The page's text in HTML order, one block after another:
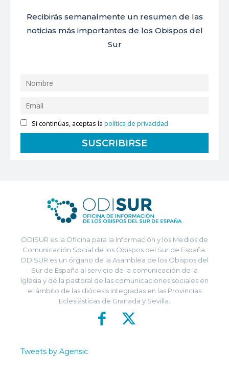
Recibirás semanalmente un resumen de las
noticias más importantes de los Obispos del
Sur
Si continúas, aceptas lapolítica de privacidad
ODISUR es la Oficina para la Información y los Medios de
Comunicación Social de los Obispos del Sur de España.
ODISUR es un órgano de la Asamblea de los Obispos del
Sur de España al servicio de la comunicación de la
Iglesia y de la pastoral de las comunicaciones sociales en
el ámbito de las diócesis integradas en las Provincias
Eclesiásticas de Granada y Sevilla.
Tweets by Agensic